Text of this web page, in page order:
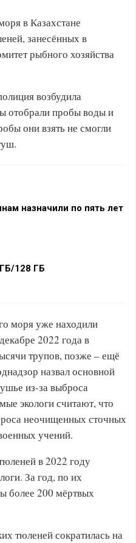
в Казахстане
занесённых в
рыбного хозяйства
возбудила
отобрали пробы воды и
они взять не смогли
назначили по пять лет
128 ГБ
моря уже находили
2022 года в
трупов, позже – ещё
назвал основной
из-за выброса
экологи считают, что
неочищенных сточных
учений.
в 2022 году
За год, по их
более 200 мёртвых
тюленей сократилась на